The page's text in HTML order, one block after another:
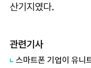
산기지였다.
관련기사